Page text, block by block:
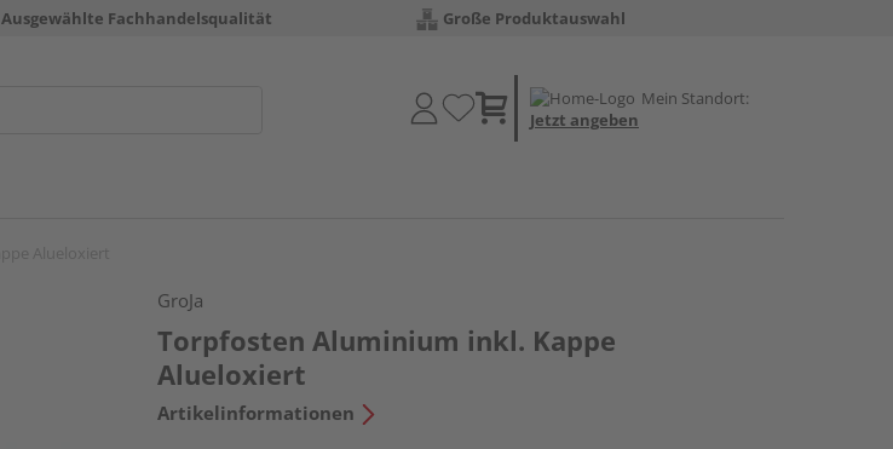
Ausgewählte Fachhandelsqualität Große Produktauswahl
Mein Standort:
Jetzt angeben
GroJa
Torpfosten Aluminium inkl. Kappe
Alueloxiert
Artikelinformationen